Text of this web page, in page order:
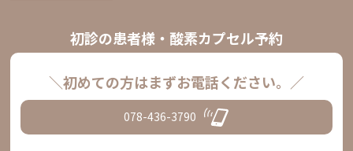
初診の患者様・酸素カプセル予約
＼初めての方はまずお電話ください。／
078-436-3790